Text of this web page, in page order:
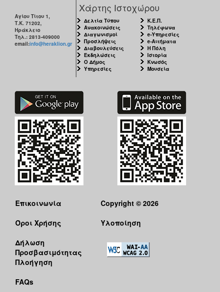
Αγίου Τίτου 1,
Τ.Κ. 71202,
Ηράκλειο
Τηλ.: 2813-409000
email:info@heraklion.gr
Χάρτης Ιστοχώρου
Δελτία Τύπου
Ανακοινώσεις
Διαγωνισμοί
Προσλήψεις
Διαβουλεύσεις
Εκδηλώσεις
Ο Δήμος
Υπηρεσίες
Κ.Ε.Π.
Τηλέφωνα
e-Υπηρεσίες
e-Αιτήματα
Η Πόλη
Ιστορία
Κνωσός
Μουσεία
Επικοινωνία
Όροι Χρήσης
Δήλωση
Προσβασιμότητας
Πλοήγηση
FAQs
Copyright © 2026
Υλοποίηση